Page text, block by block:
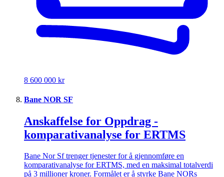
8 600 000 kr
Bane NOR SF
Anskaffelse for Oppdrag -
komparativanalyse for ERTMS
Bane Nor Sf trenger tjenester for å gjennomføre en
komparativanalyse for ERTMS, med en maksimal totalverdi
på 3 millioner kroner. Formålet er å styrke Bane NORs